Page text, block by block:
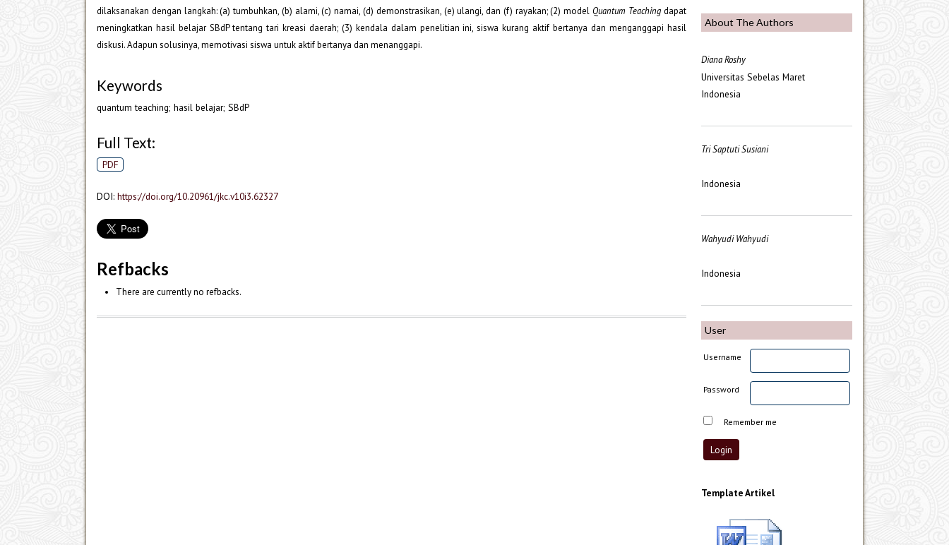
About The Authors
Diana Roshy
Universitas Sebelas Maret
Indonesia
Tri Saptuti Susiani
Indonesia
Wahyudi Wahyudi
Indonesia
User
Username
Password
Remember me
Template Artikel
dilaksanakan dengan langkah: (a) tumbuhkan, (b) alami, (c) namai, (d) demonstrasikan, (e) ulangi, dan (f) rayakan; (2) model Quantum Teachingdapat
meningkatkan hasil belajar SBdP tentang tari kreasi daerah; (3) kendala dalam penelitian ini, siswa kurang aktif bertanya dan menganggapi hasil
diskusi. Adapun solusinya, memotivasi siswa untuk aktif bertanya dan menanggapi.
Keywords
quantum teaching; hasil belajar; SBdP
Full Text:
PDF
DOI: https://doi.org/10.20961/jkc.v10i3.62327
Refbacks
There are currently no refbacks.